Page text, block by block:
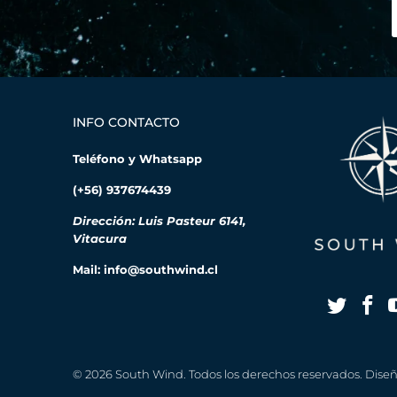
INFO CONTACTO
Teléfono y Whatsapp
(+56) 937674439
Dirección: Luis Pasteur 6141,
Vitacura
Mail: info@southwind.cl
© 2026South Wind . Todos los derechos reservados.